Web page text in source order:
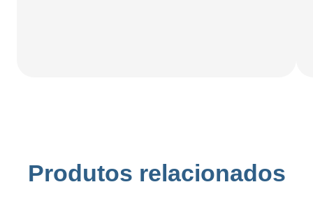
Produtos relacionados